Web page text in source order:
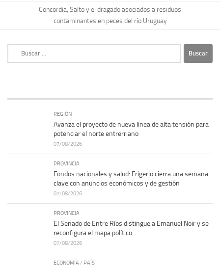
Concordia, Salto y el dragado asociados a residuos
contaminantes en peces del río Uruguay
REGIÓN
Avanza el proyecto de nueva línea de alta tensión para
potenciar el norte entrerriano
07/08/2026
PROVINCIA
Fondos nacionales y salud: Frigerio cierra una semana
clave con anuncios económicos y de gestión
07/08/2026
PROVINCIA
El Senado de Entre Ríos distingue a Emanuel Noir y se
reconfigura el mapa político
07/08/2026
ECONOMÍA / PAÍS